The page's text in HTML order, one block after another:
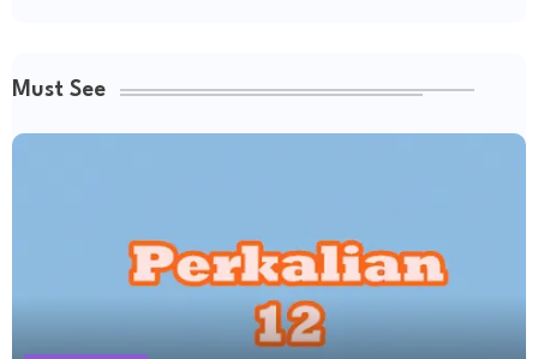
Must See